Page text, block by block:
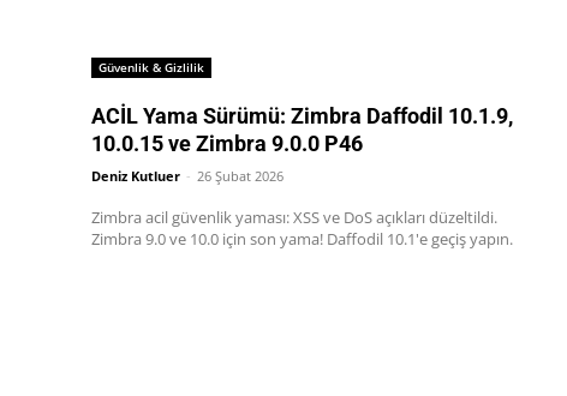
Güvenlik & Gizlilik
ACİL Yama Sürümü: Zimbra Daffodil 10.1.9,
10.0.15 ve Zimbra 9.0.0 P46
Deniz Kutluer - 26 Şubat 2026
Zimbra acil güvenlik yaması: XSS ve DoS açıkları düzeltildi.
Zimbra 9.0 ve 10.0 için son yama! Daffodil 10.1'e geçiş yapın.